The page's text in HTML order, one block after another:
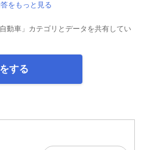
をもっと見る
動車」カテゴリとデータを共有してい
する